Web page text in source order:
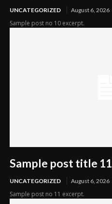
UNCATEGORIZED August 6, 2026
Sample post no 10 excerpt.
Sample post title 11
UNCATEGORIZED August 6, 2026
Sample post no 11 excerpt.